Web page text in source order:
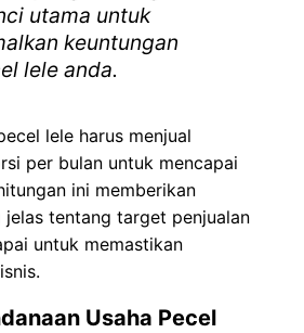
utama untuk
keuntungan
lele anda.
lele harus menjual
per bulan untuk mencapai
ini memberikan
jelas tentang target penjualan
untuk memastikan
Usaha Pecel